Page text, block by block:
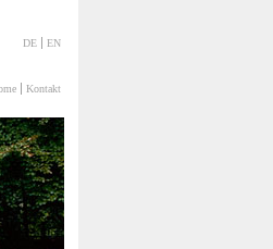
Kontakt
DE EN